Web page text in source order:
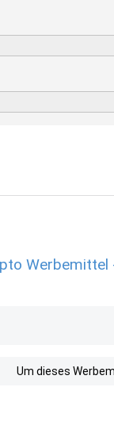
Werbemittel
Um dieses